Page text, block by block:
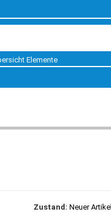
Elemente
Zustand: Neuer Artikel